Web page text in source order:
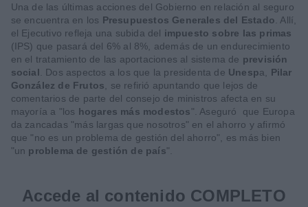
Una de las últimas acciones del Gobierno en relación al seguro
se encuentra en los Presupuestos Generales del Estado . Allí,
el Ejecutivo refleja una subida del impuesto sobre las primas
(IPS) que pasará del 6% al 8%, además de un endurecimiento
en el tratamiento de las aportaciones al sistema de previsión
social . Dos aspectos a los que la presidenta de Unespa, Pilar
González de Frutos , se refirió apuntando que lejos de
comentarios de parte del consejo de ministros afecta en su
mayoría a "los hogares más modestos". Aseguró que Europa
da zancadas "más largas que nosotros" en el ahorro y afirmó
que "no es un problema de gestión del ahorro", es más bien
"un problema de gestión de país".
Accede al contenido COMPLETO